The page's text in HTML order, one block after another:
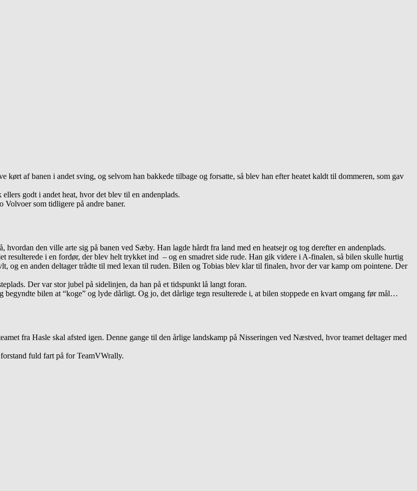
af banen i andet sving, og selvom han bakkede tilbage og forsatte, så blev han efter heatet kaldt til dommeren, som gav
godt i andet heat, hvor det blev til en andenplads.
Volvoer som tidligere på andre baner.
den ville arte sig på banen ved Sæby. Han lagde hårdt fra land med en heatsejr og tog derefter en andenplads.
resulterede i en fordør, der blev helt trykket ind – og en smadret side rude. Han gik videre i A-finalen, så bilen skulle hurtig
og en anden deltager trådte til med lexan til ruden. Bilen og Tobias blev klar til finalen, hvor der var kamp om pointene. Der
Der var stor jubel på sidelinjen, da han på et tidspunkt lå langt foran.
begyndte bilen at “koge” og lyde dårligt. Og jo, det dårlige tegn resulterede i, at bilen stoppede en kvart omgang før mål…
fra Hasle skal afsted igen. Denne gange til den årlige landskamp på Nisseringen ved Næstved, hvor teamet deltager med
fuld fart på for TeamVWrally.